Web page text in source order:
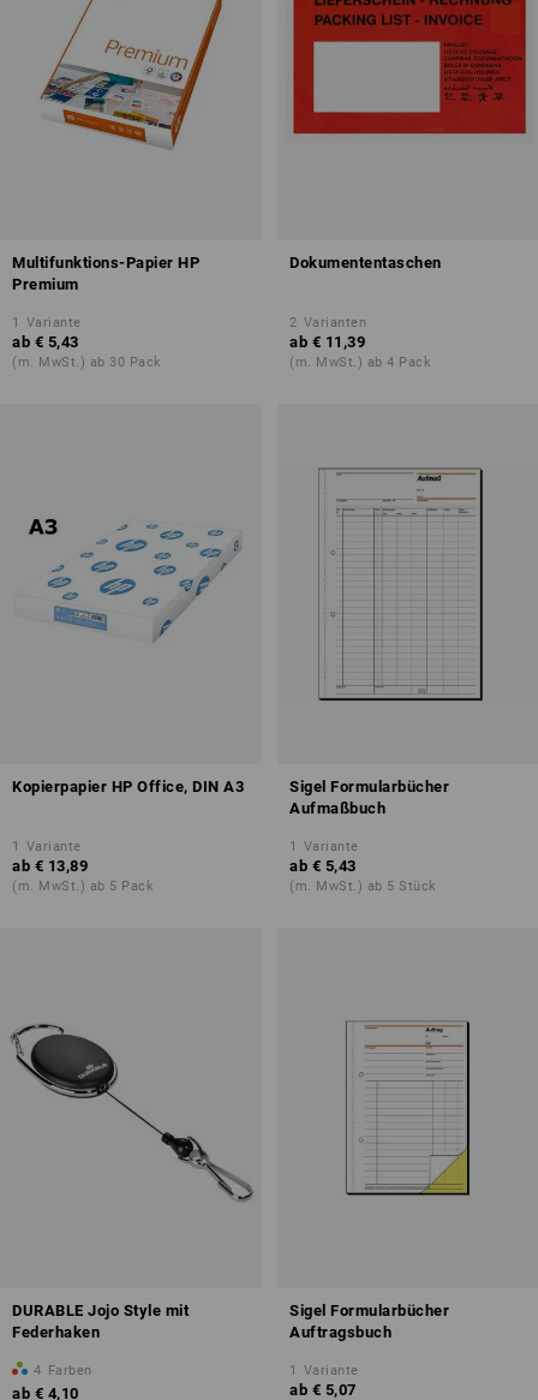
Multifunktions-Papier HP
Premium
1 Variante
ab € 5,43
(m. MwSt.) ab 30 Pack
Dokumententaschen
2 Varianten
ab € 11,39
(m. MwSt.) ab 4 Pack
Kopierpapier HP Office, DIN A3
1 Variante
ab € 13,89
(m. MwSt.) ab 5 Pack
Sigel Formularbücher
Aufmaßbuch
1 Variante
ab € 5,43
(m. MwSt.) ab 5 Stück
DURABLE Jojo Style mit
Federhaken
4 Farben
ab € 4,10
Sigel Formularbücher
Auftragsbuch
1 Variante
ab € 5,07